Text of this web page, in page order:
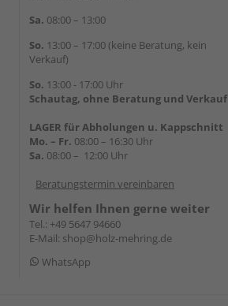
Sa. 08:00 – 13:00
So. 13:00 – 17:00 (keine Beratung, kein
Verkauf)
So. 13:00 - 17:00 Uhr
Schautag, ohne Beratung und Verkauf
LAGER für Abholungen u. Kappschnitt
Mo. – Fr. 08:00 – 16:30 Uhr
Sa. 08:00 – 12:00 Uhr
Beratungstermin vereinbaren
Wir helfen Ihnen gerne weiter
Tel.: +49 5647 94660
E-Mail: shop@holz-mehring.de
WhatsApp